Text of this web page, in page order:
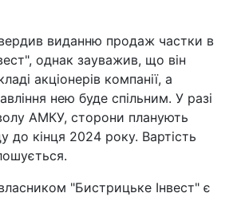
виданню продаж частки в
однак зауважив, що він
акціонерів компанії, а
нею буде спільним. У разі
АМКУ, сторони планують
до кінця 2024 року. Вартість
"Бистрицьке Інвест" є